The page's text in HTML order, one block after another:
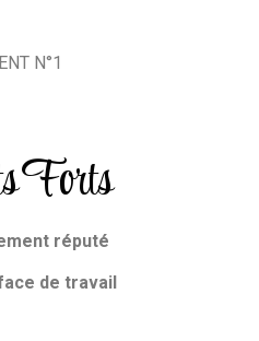
N°1
Forts
réputé
de travail